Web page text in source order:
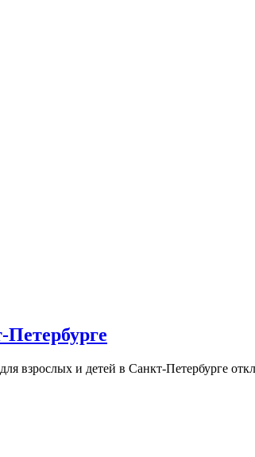
взрослых и детей в Санкт-Петербурге